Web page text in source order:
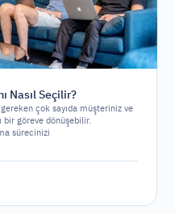
Nasıl Seçilir?
çok sayıda müşteriniz ve
bir göreve dönüşebilir.
sürecinizi